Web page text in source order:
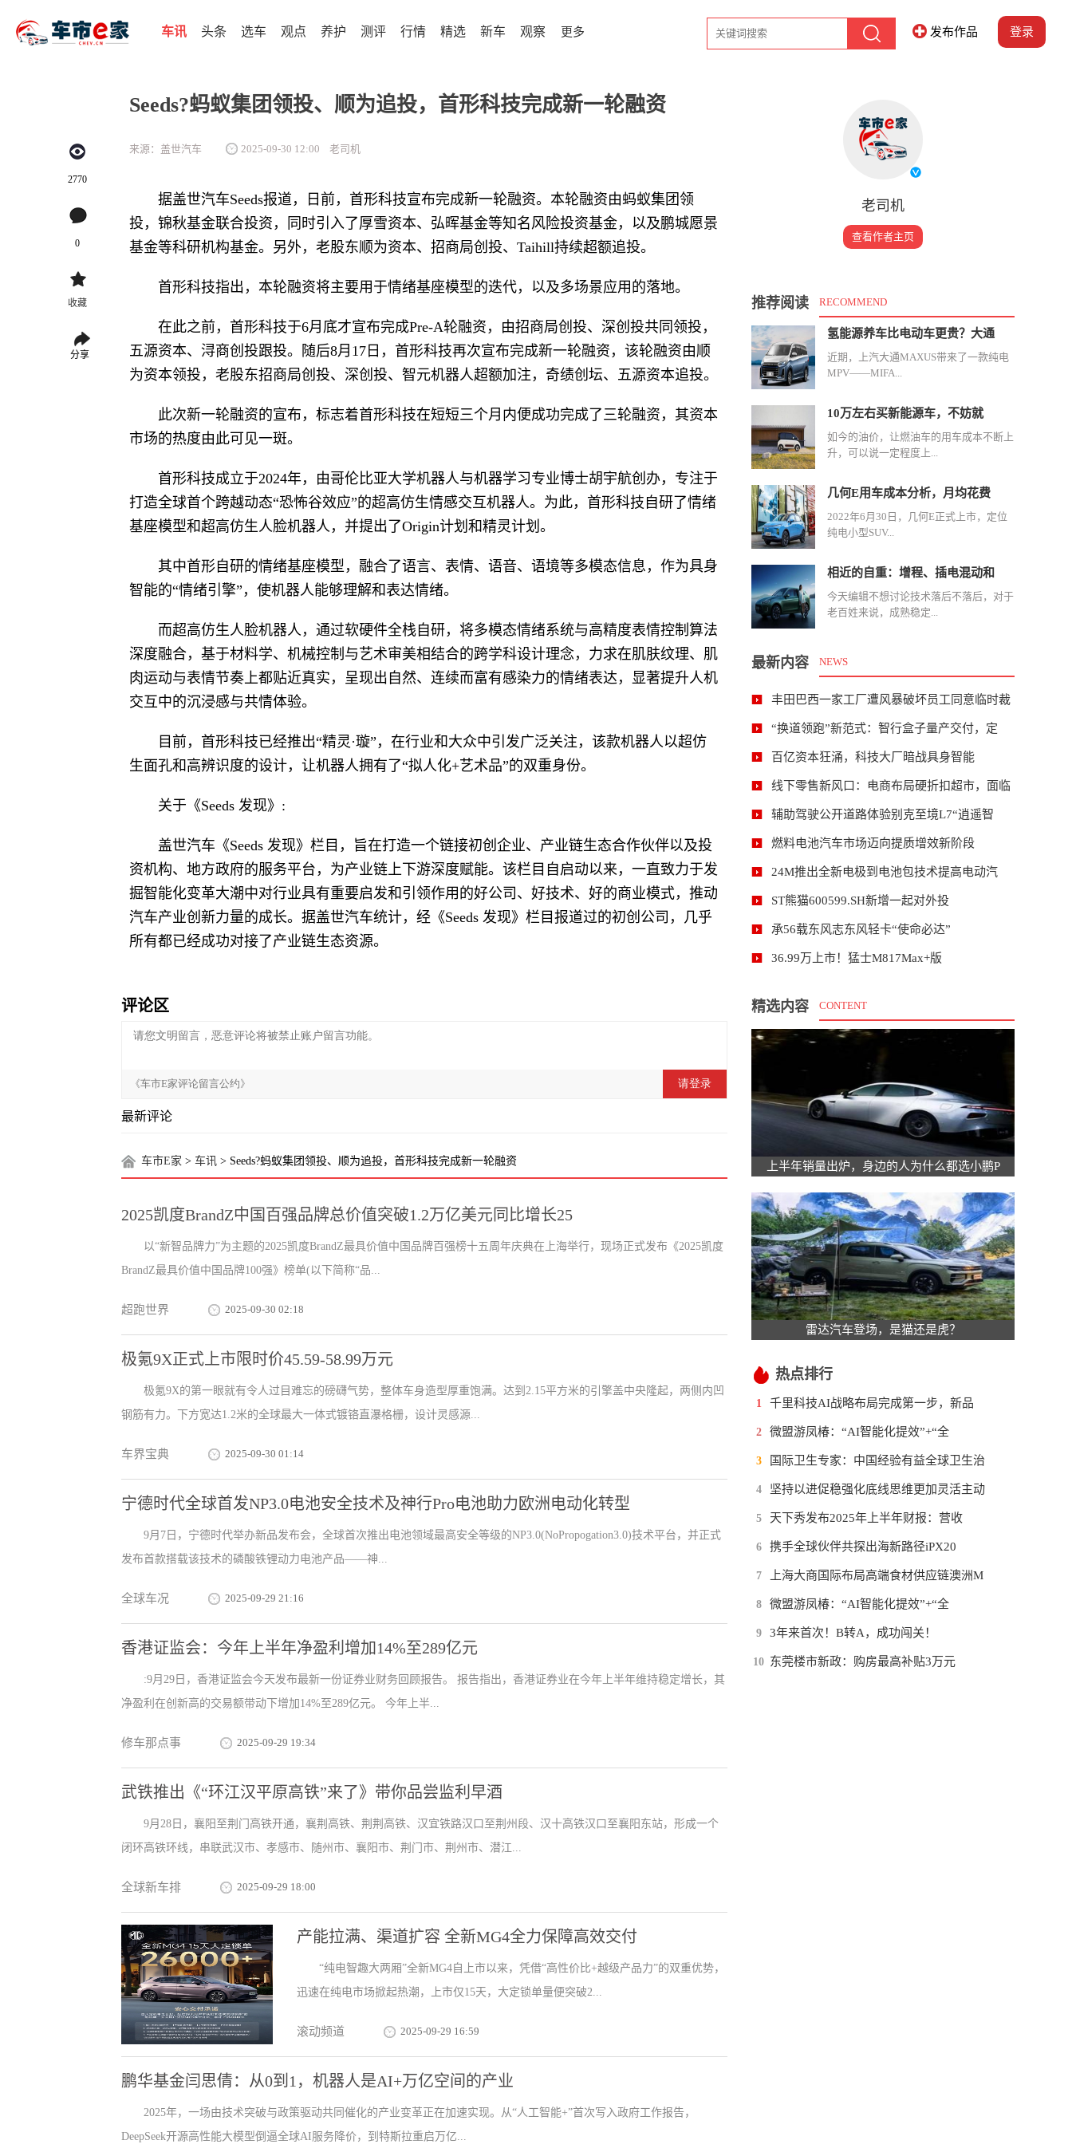
车讯 头条 选车 观点 养护 测评 行情 精选 新车 观察 更多 发布作品 登录
2770
0
收藏
分享
Seeds?蚂蚁集团领投、顺为追投，首形科技完成新一轮融资
来源：盖世汽车 2025-09-30 12:00 老司机
据盖世汽车Seeds报道，日前，首形科技宣布完成新一轮融资。本轮融资由蚂蚁集团领
投，锦秋基金联合投资，同时引入了厚雪资本、弘晖基金等知名风险投资基金，以及鹏城愿景
基金等科研机构基金。另外，老股东顺为资本、招商局创投、Taihill持续超额追投。
首形科技指出，本轮融资将主要用于情绪基座模型的迭代，以及多场景应用的落地。
在此之前，首形科技于6月底才宣布完成Pre-A轮融资，由招商局创投、深创投共同领投，
五源资本、浔商创投跟投。随后8月17日，首形科技再次宣布完成新一轮融资，该轮融资由顺
为资本领投，老股东招商局创投、深创投、智元机器人超额加注，奇绩创坛、五源资本追投。
此次新一轮融资的宣布，标志着首形科技在短短三个月内便成功完成了三轮融资，其资本
市场的热度由此可见一斑。
首形科技成立于2024年，由哥伦比亚大学机器人与机器学习专业博士胡宇航创办，专注于
打造全球首个跨越动态“恐怖谷效应”的超高仿生情感交互机器人。为此，首形科技自研了情绪
基座模型和超高仿生人脸机器人，并提出了Origin计划和精灵计划。
其中首形自研的情绪基座模型，融合了语言、表情、语音、语境等多模态信息，作为具身
智能的“情绪引擎”，使机器人能够理解和表达情绪。
而超高仿生人脸机器人，通过软硬件全栈自研，将多模态情绪系统与高精度表情控制算法
深度融合，基于材料学、机械控制与艺术审美相结合的跨学科设计理念，力求在肌肤纹理、肌
肉运动与表情节奏上都贴近真实，呈现出自然、连续而富有感染力的情绪表达，显著提升人机
交互中的沉浸感与共情体验。
目前，首形科技已经推出“精灵·璇”，在行业和大众中引发广泛关注，该款机器人以超仿
生面孔和高辨识度的设计，让机器人拥有了“拟人化+艺术品”的双重身份。
关于《Seeds 发现》:
盖世汽车《Seeds 发现》栏目，旨在打造一个链接初创企业、产业链生态合作伙伴以及投
资机构、地方政府的服务平台，为产业链上下游深度赋能。该栏目自启动以来，一直致力于发
掘智能化变革大潮中对行业具有重要启发和引领作用的好公司、好技术、好的商业模式，推动
汽车产业创新力量的成长。据盖世汽车统计，经《Seeds 发现》栏目报道过的初创公司，几乎
所有都已经成功对接了产业链生态资源。
评论区
最新评论
车市E家 > 车讯 > Seeds?蚂蚁集团领投、顺为追投，首形科技完成新一轮融资
2025凯度BrandZ中国百强品牌总价值突破1.2万亿美元同比增长25
以“新智品牌力”为主题的2025凯度BrandZ最具价值中国品牌百强榜十五周年庆典在上海举行，现场正式发布《2025凯度
BrandZ最具价值中国品牌100强》榜单(以下简称“品...
超跑世界 2025-09-30 02:18
极氪9X正式上市限时价45.59-58.99万元
极氪9X的第一眼就有令人过目难忘的磅礴气势，整体车身造型厚重饱满。达到2.15平方米的引擎盖中央隆起，两侧内凹
钢筋有力。下方宽达1.2米的全球最大一体式镀铬直瀑格栅，设计灵感源...
车界宝典 2025-09-30 01:14
宁德时代全球首发NP3.0电池安全技术及神行Pro电池助力欧洲电动化转型
9月7日，宁德时代举办新品发布会，全球首次推出电池领域最高安全等级的NP3.0(NoPropogation3.0)技术平台，并正式
发布首款搭载该技术的磷酸铁锂动力电池产品——神...
全球车况 2025-09-29 21:16
香港证监会：今年上半年净盈利增加14%至289亿元
:9月29日，香港证监会今天发布最新一份证券业财务回顾报告。 报告指出，香港证券业在今年上半年维持稳定增长，其
净盈利在创新高的交易额带动下增加14%至289亿元。 今年上半...
修车那点事 2025-09-29 19:34
武铁推出《“环江汉平原高铁”来了》带你品尝监利早酒
9月28日，襄阳至荆门高铁开通，襄荆高铁、荆荆高铁、汉宜铁路汉口至荆州段、汉十高铁汉口至襄阳东站，形成一个
闭环高铁环线，串联武汉市、孝感市、随州市、襄阳市、荆门市、荆州市、潜江...
全球新车排 2025-09-29 18:00
产能拉满、渠道扩容 全新MG4全力保障高效交付
“纯电智趣大两厢”全新MG4自上市以来，凭借“高性价比+越级产品力”的双重优势，
迅速在纯电市场掀起热潮，上市仅15天，大定锁单量便突破2...
滚动频道 2025-09-29 16:59
鹏华基金闫思倩：从0到1，机器人是AI+万亿空间的产业
2025年，一场由技术突破与政策驱动共同催化的产业变革正在加速实现。从“人工智能+”首次写入政府工作报告，
DeepSeek开源高性能大模型倒逼全球AI服务降价，到特斯拉重启万亿...
老司机
查看作者主页
推荐阅读 RECOMMEND
氢能源养车比电动车更贵？大通
近期，上汽大通MAXUS带来了一款纯电
MPV——MIFA...
10万左右买新能源车，不妨就
如今的油价，让燃油车的用车成本不断上
升，可以说一定程度上...
几何E用车成本分析，月均花费
2022年6月30日，几何E正式上市，定位
纯电小型SUV...
相近的自重：增程、插电混动和
今天编辑不想讨论技术落后不落后，对于
老百姓来说，成熟稳定...
最新内容 NEWS
丰田巴西一家工厂遭风暴破坏员工同意临时裁
“换道领跑”新范式：智行盒子量产交付，定
百亿资本狂涌，科技大厂暗战具身智能
线下零售新风口：电商布局硬折扣超市，面临
辅助驾驶公开道路体验别克至境L7“逍遥智
燃料电池汽车市场迈向提质增效新阶段
24M推出全新电极到电池包技术提高电动汽
ST熊猫600599.SH新增一起对外投
承56载东风志东风轻卡“使命必达”
36.99万上市！猛士M817Max+版
精选内容 CONTENT
上半年销量出炉，身边的人为什么都选小鹏P
雷达汽车登场，是猫还是虎？
热点排行
1 千里科技AI战略布局完成第一步，新品
2 微盟游凤椿：“AI智能化提效”+“全
3 国际卫生专家：中国经验有益全球卫生治
4 坚持以进促稳强化底线思维更加灵活主动
5 天下秀发布2025年上半年财报：营收
6 携手全球伙伴共探出海新路径iPX20
7 上海大商国际布局高端食材供应链澳洲M
8 微盟游凤椿：“AI智能化提效”+“全
9 3年来首次！B转A，成功闯关！
10 东莞楼市新政：购房最高补贴3万元